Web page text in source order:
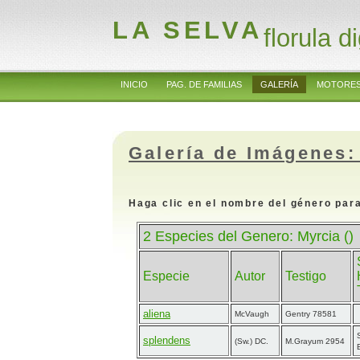
LA SELVAflorula
INICIO PAG. DE FAMILIAS GALERÍA
Galería de
Haga clic en el nombre del género
2 Especies del Genero: Myrcia ()
Especie Autor Testigo
aliena McVaugh Gentry 78581
splendens (Sw.) DC. M.Grayum 2954